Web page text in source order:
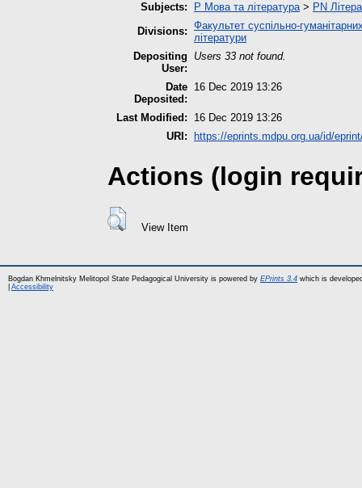
Subjects:
P Мова та література> PN
Divisions: Факультет суспільно-
літератури
Depositing
User:
Users 33 not found.
Date
Deposited:
16 Dec 2019 13:26
Last Modified:
16 Dec 2019 13:26
URI:
https://eprints.mdpu.org.ua/id/
Actions (login
View Item
Bogdan Khmelnitsky Melitopol State Pedagogical University is powered by EPrints 3.4 which is
Accessibility